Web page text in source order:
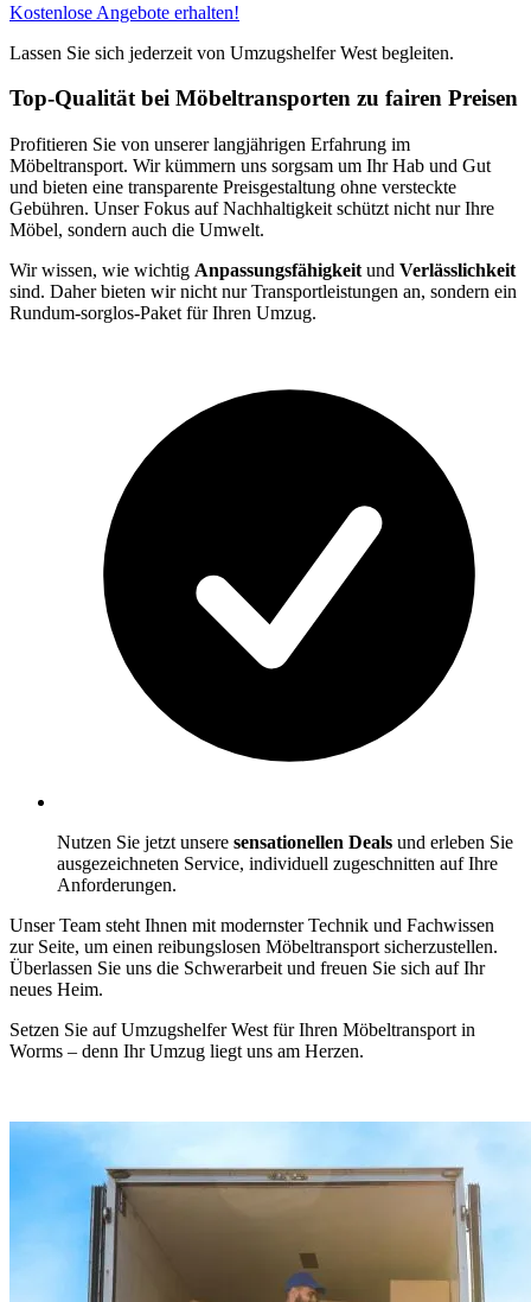
Kostenlose Angebote erhalten!
Lassen Sie sich jederzeit von Umzugshelfer West begleiten.
Top-Qualität bei Möbeltransporten zu fairen Preisen
Profitieren Sie von unserer langjährigen Erfahrung im
Möbeltransport. Wir kümmern uns sorgsam um Ihr Hab und Gut
und bieten eine transparente Preisgestaltung ohne versteckte
Gebühren. Unser Fokus auf Nachhaltigkeit schützt nicht nur Ihre
Möbel, sondern auch die Umwelt.
Wir wissen, wie wichtig Anpassungsfähigkeit und Verlässlichkeit
sind. Daher bieten wir nicht nur Transportleistungen an, sondern ein
Rundum-sorglos-Paket für Ihren Umzug.
Nutzen Sie jetzt unsere sensationellen Deals und erleben Sie
ausgezeichneten Service, individuell zugeschnitten auf Ihre
Anforderungen.
Unser Team steht Ihnen mit modernster Technik und Fachwissen
zur Seite, um einen reibungslosen Möbeltransport sicherzustellen.
Überlassen Sie uns die Schwerarbeit und freuen Sie sich auf Ihr
neues Heim.
Setzen Sie auf Umzugshelfer West für Ihren Möbeltransport in
Worms – denn Ihr Umzug liegt uns am Herzen.